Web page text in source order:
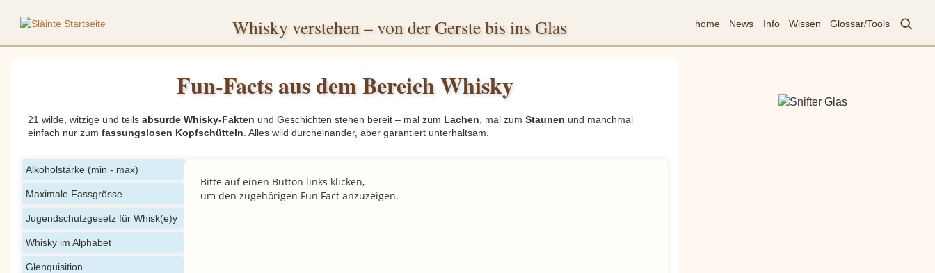
Whisky verstehen – von der Gerste bis ins Glas home News Info Wissen Glossar/Tools
Fun-Facts aus dem Bereich Whisky
21 wilde, witzige und teils absurde Whisky-Fakten und Geschichten stehen bereit – mal zum Lachen, mal zum Staunen und manchmal
einfach nur zum fassungslosen Kopfschütteln. Alles wild durcheinander, aber garantiert unterhaltsam.
Alkoholstärke (min - max)
Maximale Fassgrösse
Jugendschutzgesetz für Whisk(e)y
Whisky im Alphabet
Glenquisition
Bitte auf einen Button links klicken,
um den zugehörigen Fun Fact anzuzeigen.